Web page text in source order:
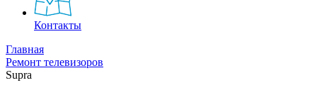
Контакты
Главная
Ремонт телевизоров
Supra